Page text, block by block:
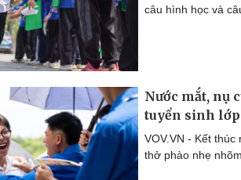
câu hình học và
Nước mắt, nụ
tuyển sinh lớp
VOV.VN - Kết
thở phào nhẹ